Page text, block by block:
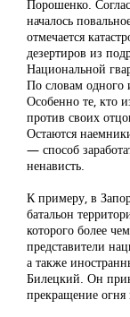
Порошенко.
началось
отмечается
дезертиров из
Национальной
По словам одного
Особенно те, кто
против своих
Остаются
— способ
ненависть.
К примеру, в
батальон
которого более
представители
а также
Билецкий. Он
прекращение